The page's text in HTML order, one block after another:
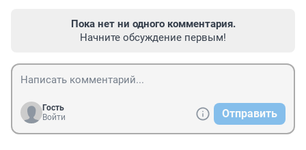
Пока нет ни одного комментария.
Начните обсуждение первым!
Гость
Войти
Отправить